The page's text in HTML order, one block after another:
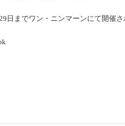
日までワン・ニンマーンにて開